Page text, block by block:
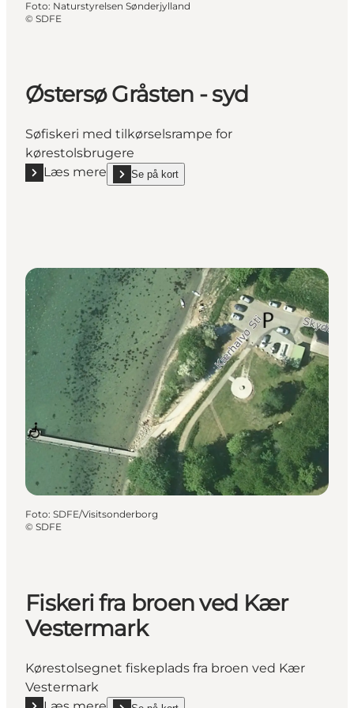
Foto: Naturstyrelsen Sønderjylland
© SDFE
Østersø Gråsten - syd
Søfiskeri med tilkørselsrampe for
kørestolsbrugere
Læs mere
Læs mere "Østersø Gråsten - syd"
Se på kort
show Østersø Gråsten - syd on_map
Foto: SDFE/Visitsonderborg
© SDFE
Fiskeri fra broen ved Kær
Vestermark
Kørestolsegnet fiskeplads fra broen ved Kær
Vestermark